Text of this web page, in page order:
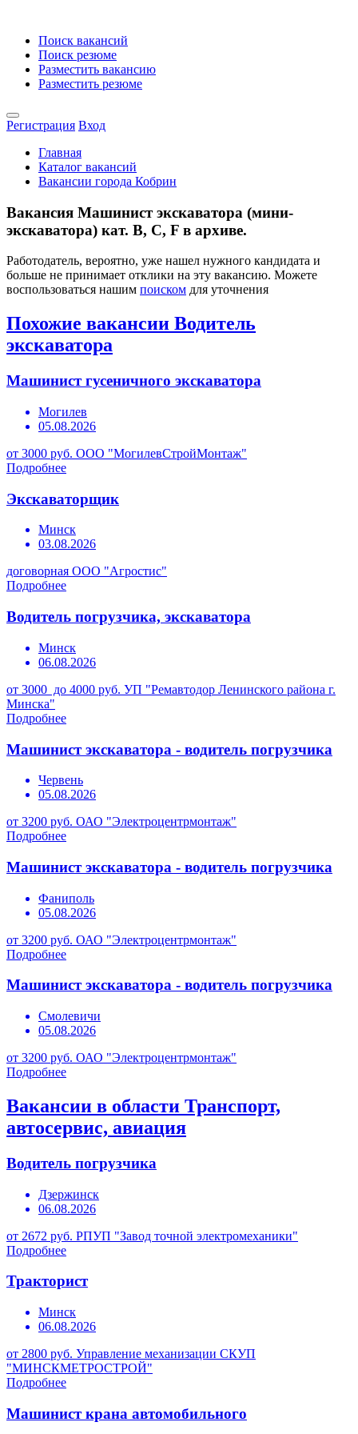
Поиск вакансий
Поиск резюме
Разместить вакансию
Разместить резюме
Регистрация Вход
Главная
Каталог вакансий
Вакансии города Кобрин
Вакансия Машинист экскаватора (мини-
экскаватора) кат. В, С, F в архиве.
Работодатель, вероятно, уже нашел нужного кандидата и
больше не принимает отклики на эту вакансию. Можете
воспользоваться нашим поиском для уточнения
Похожие вакансии Водитель
экскаватора
Машинист гусеничного экскаватора
Могилев
05.08.2026
от 3000 руб. ООО "МогилевСтройМонтаж"
Подробнее
Экскаваторщик
Минск
03.08.2026
договорная ООО "Агростис"
Подробнее
Водитель погрузчика, экскаватора
Минск
06.08.2026
от 3000 до 4000 руб. УП "Ремавтодор Ленинского района г.
Минска"
Подробнее
Машинист экскаватора - водитель погрузчика
Червень
05.08.2026
от 3200 руб. ОАО "Электроцентрмонтаж"
Подробнее
Машинист экскаватора - водитель погрузчика
Фаниполь
05.08.2026
от 3200 руб. ОАО "Электроцентрмонтаж"
Подробнее
Машинист экскаватора - водитель погрузчика
Смолевичи
05.08.2026
от 3200 руб. ОАО "Электроцентрмонтаж"
Подробнее
Вакансии в области Транспорт,
автосервис, авиация
Водитель погрузчика
Дзержинск
06.08.2026
от 2672 руб. РПУП "Завод точной электромеханики"
Подробнее
Тракторист
Минск
06.08.2026
от 2800 руб. Управление механизации СКУП
"МИНСКМЕТРОСТРОЙ"
Подробнее
Машинист крана автомобильного